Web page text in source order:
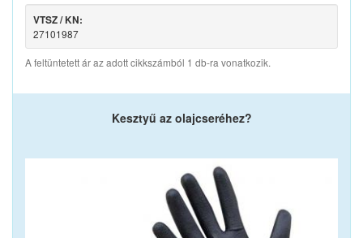
VTSZ / KN:
27101987
A feltüntetett ár az adott cikkszámból 1 db-ra vonatkozik.
Kesztyű az olajcseréhez?